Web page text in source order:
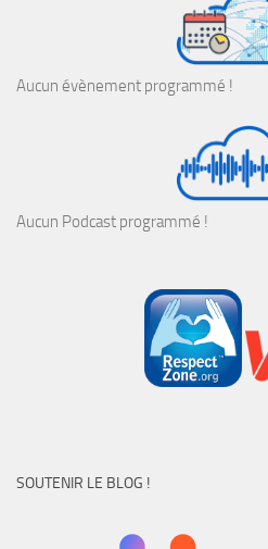
Aucun évènement programmé !
Aucun Podcast programmé !
SOUTENIR LE BLOG !